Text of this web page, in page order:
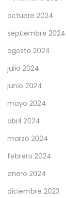
octubre 2024
septiembre 2024
agosto 2024
julio 2024
junio 2024
mayo 2024
abril 2024
marzo 2024
febrero 2024
enero 2024
diciembre 2023